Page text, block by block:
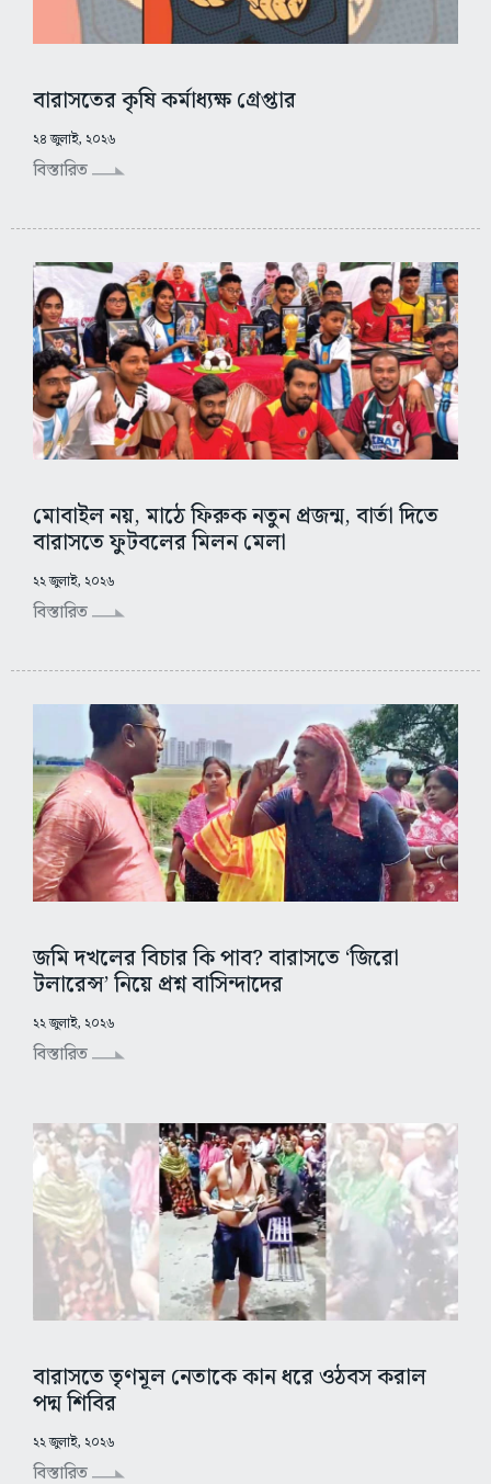
বারাসতের কৃষি কর্মাধ্যক্ষ গ্রেপ্তার
২৪ জুলাই, ২০২৬
বিস্তারিত
মোবাইল নয়, মাঠে ফিরুক নতুন প্রজন্ম, বার্তা দিতে
বারাসতে ফুটবলের মিলন মেলা
২২ জুলাই, ২০২৬
বিস্তারিত
জমি দখলের বিচার কি পাব? বারাসতে ‘জিরো
টলারেন্স’ নিয়ে প্রশ্ন বাসিন্দাদের
২২ জুলাই, ২০২৬
বিস্তারিত
বারাসতে তৃণমূল নেতাকে কান ধরে ওঠবস করাল
পদ্ম শিবির
২২ জুলাই, ২০২৬
বিস্তারিত